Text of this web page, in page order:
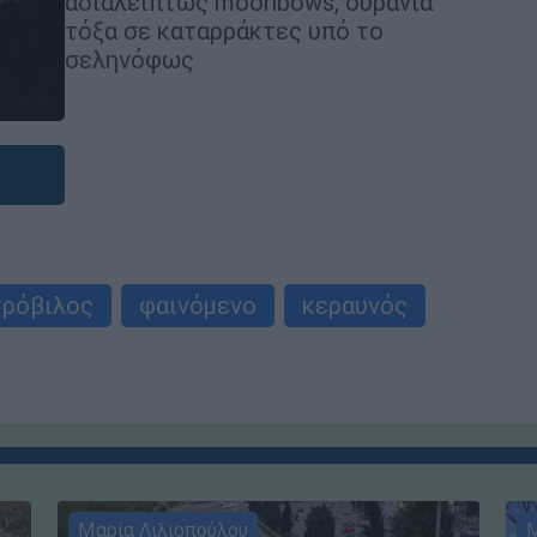
τόξα σε καταρράκτες υπό το
σεληνόφως
φαινόμενο
κεραυνός
Μαρία Λιλιοπούλου